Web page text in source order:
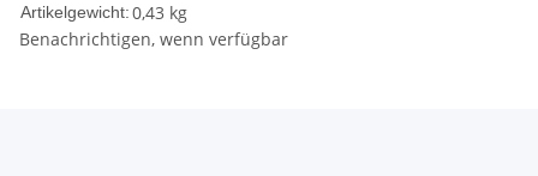
Artikelgewicht:0,43 kg
Benachrichtigen, wenn verfügbar